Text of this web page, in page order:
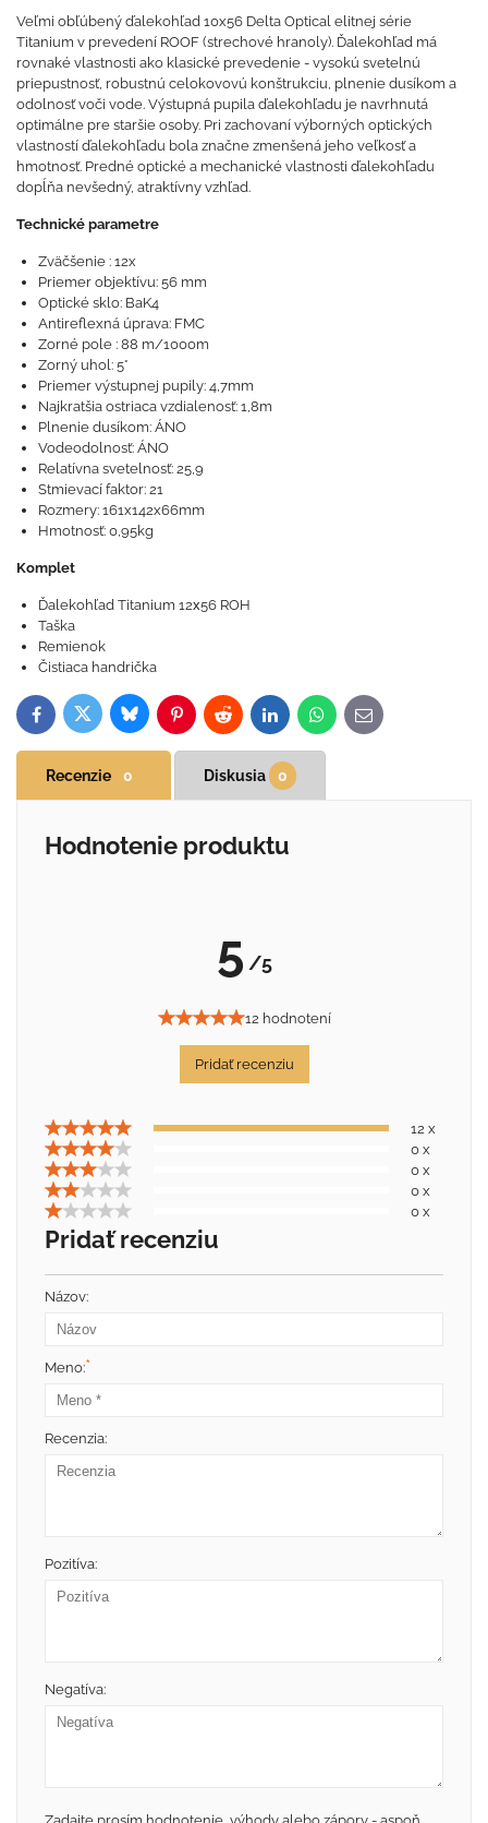
Veľmi obľúbený ďalekohľad 10x56 Delta Optical elitnej série
Titanium v ​​prevedení ROOF (strechové hranoly). Ďalekohľad má
rovnaké vlastnosti ako klasické prevedenie - vysokú svetelnú
priepustnosť, robustnú celokovovú konštrukciu, plnenie dusíkom a
odolnosť voči vode. Výstupná pupila ďalekohľadu je navrhnutá
optimálne pre staršie osoby. Pri zachovaní výborných optických
vlastností ďalekohľadu bola značne zmenšená jeho veľkosť a
hmotnosť. Predné optické a mechanické vlastnosti ďalekohľadu
dopĺňa nevšedný, atraktívny vzhľad.
Technické parametre
Zväčšenie : 12x
Priemer objektívu: 56 mm
Optické sklo: BaK4
Antireflexná úprava: FMC
Zorné pole : 88 m/1000m
Zorný uhol: 5°
Priemer výstupnej pupily: 4,7mm
Najkratšia ostriaca vzdialenosť: 1,8m
Plnenie dusíkom: ÁNO
Vodeodolnosť: ÁNO
Relatívna svetelnosť: 25,9
Stmievací faktor: 21
Rozmery: 161x142x66mm
Hmotnosť: 0,95kg
Komplet
Ďalekohľad Titanium 12х56 ROH
Taška
Remienok
Čistiaca handrička
FacebookTwitterBlueskyPinterestReddit LinkedInWhatsApp
E-
mail
Recenzie 0 Diskusia 0
Hodnotenie produktu
5 /5
12 hodnotení
Pridať recenziu
12 x
0 x
0 x
0 x
0 x
Pridať recenziu
Názov:
Meno:*
Recenzia:
Pozitíva:
Negatíva: